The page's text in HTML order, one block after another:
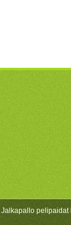
Jalkapallo pelipaidat